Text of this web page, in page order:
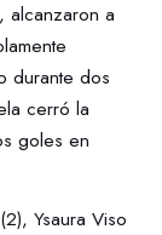
alcanzaron a
durante dos
cerró la
goles en
Ysaura Viso